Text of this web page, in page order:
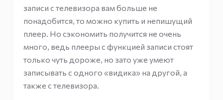
записи с телевизора вам больше не
понадобится, то можно купить и непишущий
плеер. Но сэкономить получится не очень
много, ведь плееры с функцией записи стоят
только чуть дороже, но зато уже умеют
записывать с одного «видика» на другой, а
также с телевизора.